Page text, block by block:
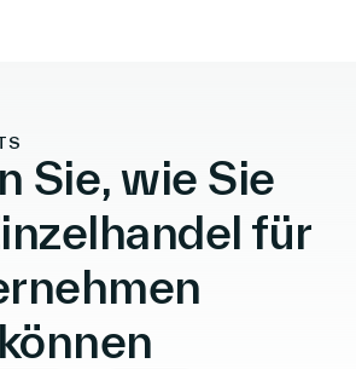
Sie, wie Sie
für